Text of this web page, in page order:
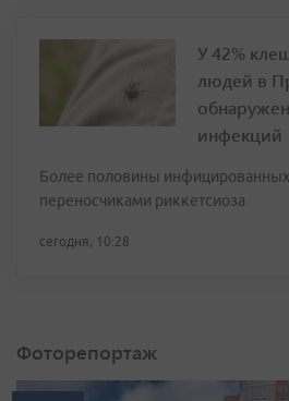
У 42%
людей в
инфекций
Более половины
переносчиками риккетсиоза
сегодня, 10:28
Фоторепортаж